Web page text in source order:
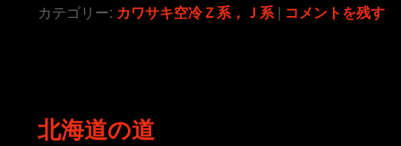
カテゴリー: カワサキ空冷Ｚ系，Ｊ系 | コメントを残す
北海道の道